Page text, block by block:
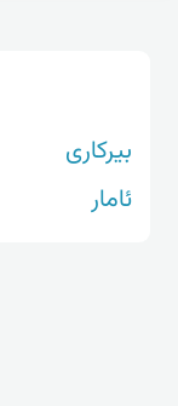
بیرکاری
ئامار